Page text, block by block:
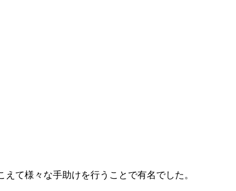
て様々な手助けを行うことで有名でした。